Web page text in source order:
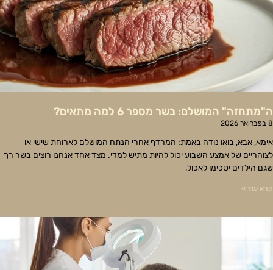
ה"מתחזה" המושלם: בשר מספר 6 למה מתאים?
8 בפברואר 2026
אימא, אבא, בואו נודה באמת: המרדף אחרי הנתח המושלם לארוחת שישי או
לצוהריים של אמצע השבוע יכול להיות מתיש למדי. מצד אחד אנחנו רוצים בשר רך
שגם הילדים יסכימו לאכול,
קרא עוד »